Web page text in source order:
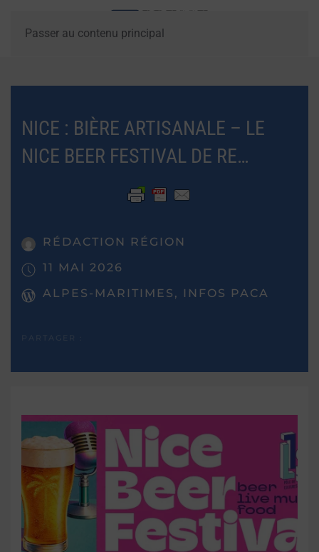
Passer au contenu principal
NICE : BIÈRE ARTISANALE – LE
NICE BEER FESTIVAL DE RE…
RÉDACTION RÉGION
11 MAI 2026
ALPES-MARITIMES, INFOS PACA